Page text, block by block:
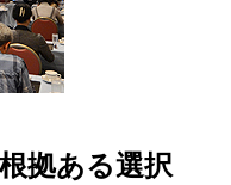
拠ある選択